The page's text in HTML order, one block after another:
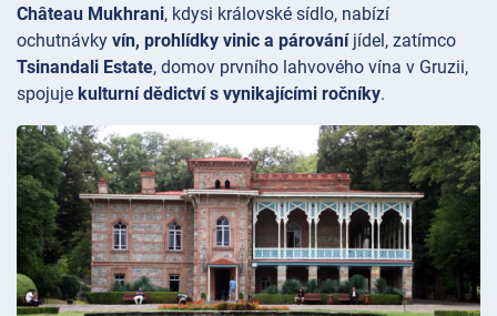
Château Mukhrani, kdysi královské sídlo, nabízí
ochutnávky vín, prohlídky vinic a párováníjídel, zatímco
Tsinandali Estate, domov prvního lahvového vína v Gruzii,
spojuje kulturní dědictví s vynikajícími ročníky.